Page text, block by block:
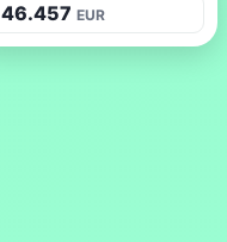
46.457 EUR